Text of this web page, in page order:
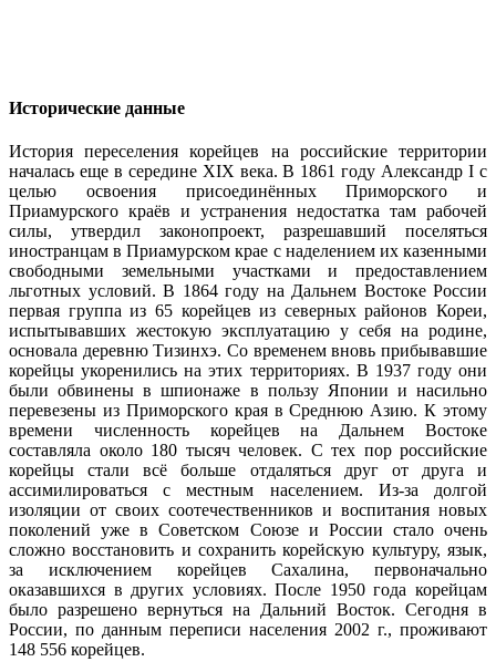
Исторические данные
История переселения корейцев на российские территории
началась еще в середине XIX века. В 1861 году Александр I с
целью освоения присоединённых Приморского и
Приамурского краёв и устранения недостатка там рабочей
силы, утвердил законопроект, разрешавший поселяться
иностранцам в Приамурском крае с наделением их казенными
свободными земельными участками и предоставлением
льготных условий. В 1864 году на Дальнем Востоке России
первая группа из 65 корейцев из северных районов Кореи,
испытывавших жестокую эксплуатацию у себя на родине,
основала деревню Тизинхэ. Со временем вновь прибывавшие
корейцы укоренились на этих территориях. В 1937 году они
были обвинены в шпионаже в пользу Японии и насильно
перевезены из Приморского края в Среднюю Азию. К этому
времени численность корейцев на Дальнем Востоке
составляла около 180 тысяч человек. С тех пор российские
корейцы стали всё больше отдаляться друг от друга и
ассимилироваться с местным населением. Из-за долгой
изоляции от своих соотечественников и воспитания новых
поколений уже в Советском Союзе и России стало очень
сложно восстановить и сохранить корейскую культуру, язык,
за исключением корейцев Сахалина, первоначально
оказавшихся в других условиях. После 1950 года корейцам
было разрешено вернуться на Дальний Восток. Сегодня в
России, по данным переписи населения 2002 г., проживают
148 556 корейцев.